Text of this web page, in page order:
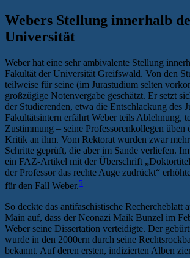
Webers Stellung innerhalb
Universität
Weber hat eine sehr ambivalente Stellung
Fakultät der Universität Greifswald. Von den
teilweise für seine (im Jurastudium selten
großzügige Notenvergabe geschätzt. Er setzt
der Studierenden, etwa die Entschlackung des
Fakultätsintern erfährt Weber teils Ablehnung,
Zustimmung – seine Professorenkollegen
Kritik an ihm. Vom Rektorat wurden zwar
Schritte geprüft, die aber im Sande verliefen.
ein FAZ-Artikel mit der Überschrift
der Professor das rechte Auge zudrückt“
für den Fall Weber.5
So deckte das antifaschistische Rechercheblatt
Main auf, dass der Neonazi Maik Bunzel im
Weber seine Dissertation verteidigte. Der
wurde in den 2000ern durch seine
bekannt. Auf deren ersten, indizierten Alben